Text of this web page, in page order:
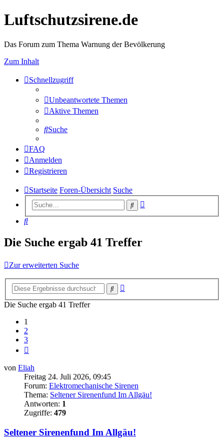
Luftschutzsirene.de
Das Forum zum Thema Warnung der Bevölkerung
Zum Inhalt
Schnellzugriff
Unbeantwortete Themen
Aktive Themen
Suche
FAQ
Anmelden
Registrieren
Startseite Foren-Übersicht Suche
Suche
Suche
Die Suche ergab 41 Treffer
Zur erweiterten Suche
Suche
Die Suche ergab 41 Treffer
1
2
3
von Eliah
Freitag 24. Juli 2026, 09:45
Forum: Elektromechanische Sirenen
Thema: Seltener Sirenenfund Im Allgäu!
Antworten: 1
Zugriffe: 479
Seltener Sirenenfund Im Allgäu!